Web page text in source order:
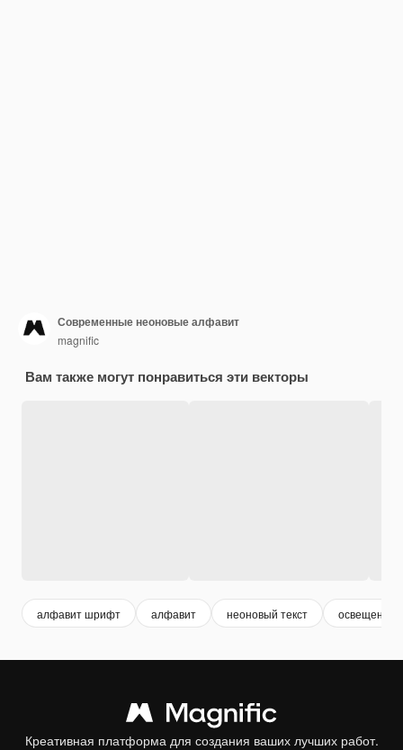
Современные неоновые алфавит
magnific
Вам также могут понравиться эти векторы
алфавит шрифт алфавит неоновый текст освещение
Креативная платформа для создания ваших лучших работ.